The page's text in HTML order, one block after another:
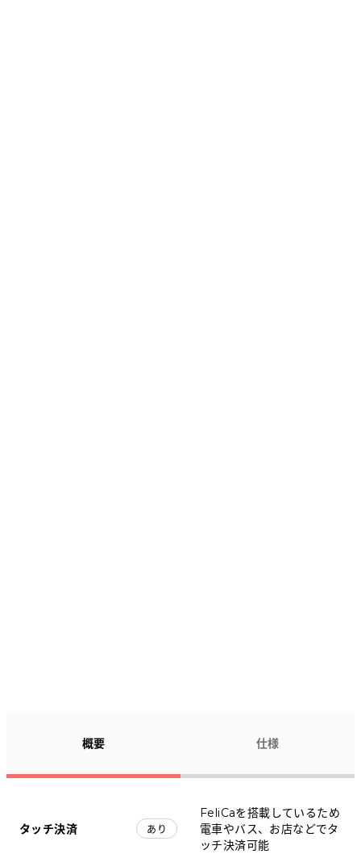
概要 仕様
タッチ決済 あり
FeliCaを搭載しているため
電車やバス、お店などでタ
ッチ決済可能